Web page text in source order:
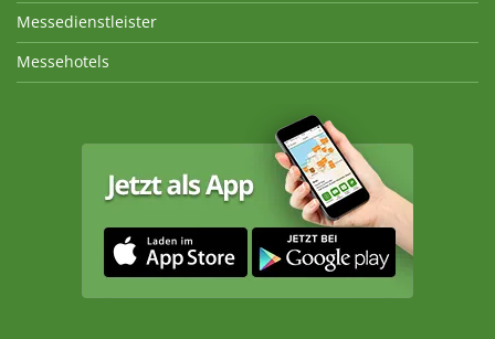
Messedienstleister
Messehotels